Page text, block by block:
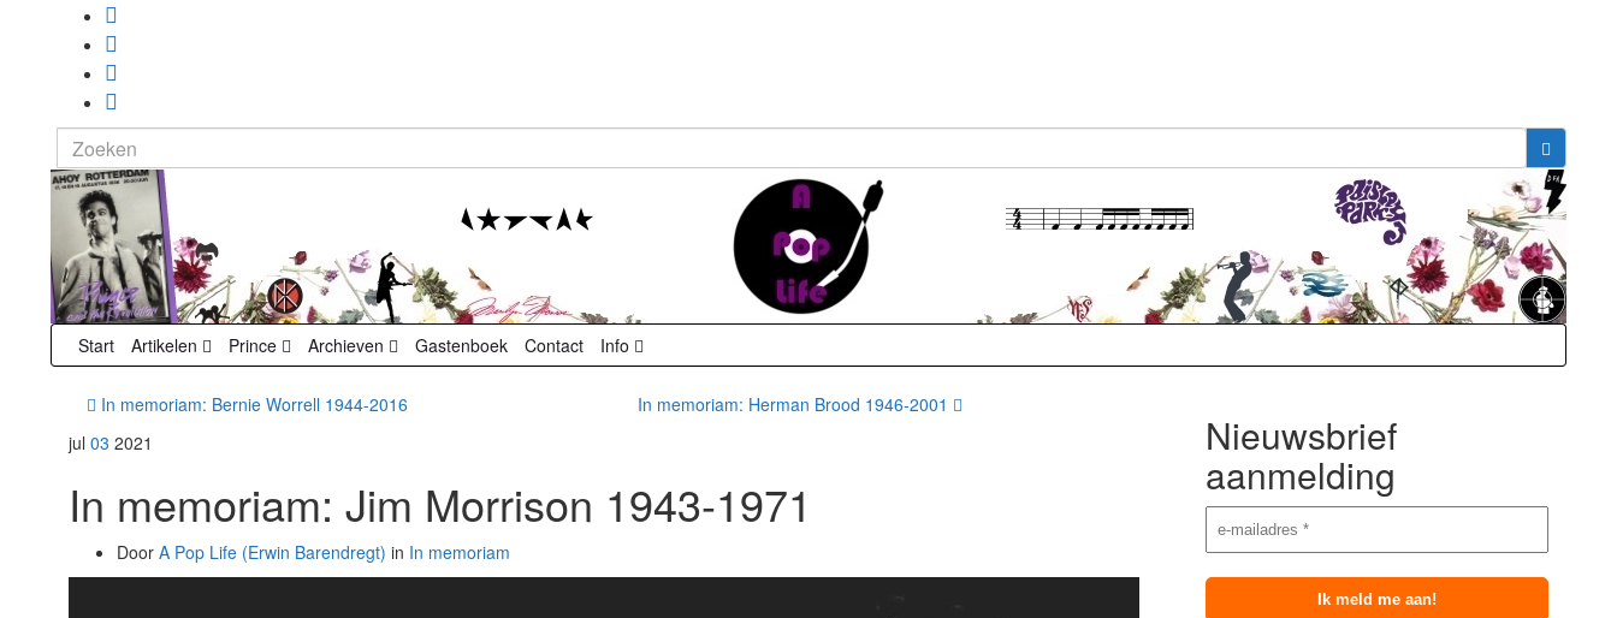
Search
for:
Start Artikelen Prince Archieven Gastenboek Contact Info
In memoriam: Bernie Worrell 1944-2016
In memoriam: Herman Brood 1946-2001
jul 03 2021
In memoriam: Jim Morrison 1943-1971
Door A Pop Life (Erwin Barendregt) in In memoriam
Nieuwsbrief
aanmelding